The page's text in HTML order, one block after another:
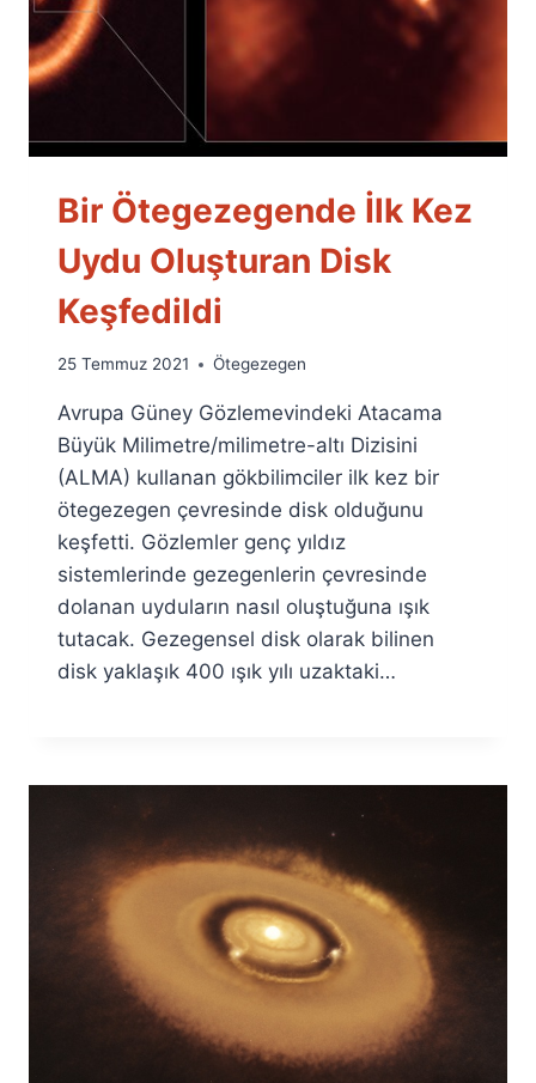
Bir Ötegezegende İlk Kez
Uydu Oluşturan Disk
Keşfedildi
By
Fuat
Özyar
25 Temmuz 2021 Ötegezegen
Avrupa Güney Gözlemevindeki Atacama
Büyük Milimetre/milimetre-altı Dizisini
(ALMA) kullanan gökbilimciler ilk kez bir
ötegezegen çevresinde disk olduğunu
keşfetti. Gözlemler genç yıldız
sistemlerinde gezegenlerin çevresinde
dolanan uyduların nasıl oluştuğuna ışık
tutacak. Gezegensel disk olarak bilinen
disk yaklaşık 400 ışık yılı uzaktaki…